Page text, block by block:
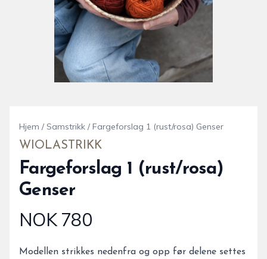
Hjem / Samstrikk / Fargeforslag 1 (rust/rosa) Genser
WIOLASTRIKK
Fargeforslag 1 (rust/rosa)
Genser
Produktdetaljer
NOK 780
Description
Modellen strikkes nedenfra og opp før delene settes